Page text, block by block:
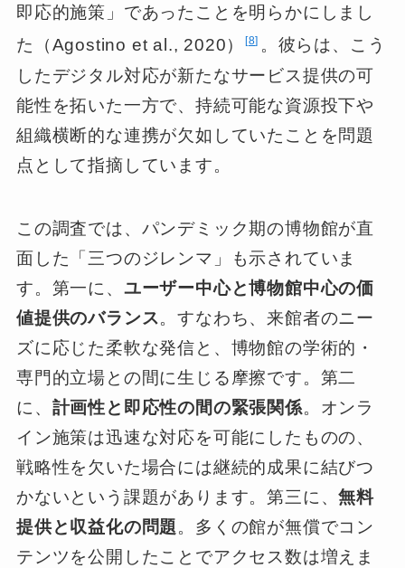
即応的施策」であったことを明らかにしまし
た（Agostino et al., 2020）
8 。彼らは、こう
したデジタル対応が新たなサービス提供の可
能性を拓いた一方で、持続可能な資源投下や
組織横断的な連携が欠如していたことを問題
点として指摘しています。
この調査では、パンデミック期の博物館が直
面した「三つのジレンマ」も示されていま
す。第一に、 ユーザー中心と博物館中心の価
値提供のバランス。すなわち、来館者のニー
ズに応じた柔軟な発信と、博物館の学術的・
専門的立場との間に生じる摩擦です。第二
に、 計画性と即応性の間の緊張関係。オンラ
イン施策は迅速な対応を可能にしたものの、
戦略性を欠いた場合には継続的成果に結びつ
かないという課題があります。第三に、無料
提供と収益化の問題。多くの館が無償でコン
テンツを公開したことでアクセス数は増えま